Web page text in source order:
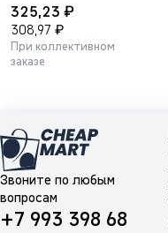
325,23 ₽
308,97 ₽
При коллективном
заказе
Звоните по любым
вопросам
+7 993 398 68